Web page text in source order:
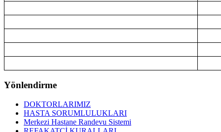
Yönlendirme
DOKTORLARIMIZ
HASTA SORUMLULUKLARI
Merkezi Hastane Randevu Sistemi